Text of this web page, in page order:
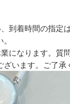
到着時間の指定
になります。質
います。ご了承